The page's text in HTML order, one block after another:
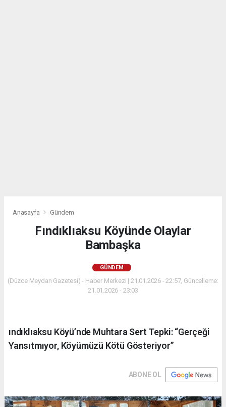
Anasayfa Gündem
Fındıklıaksu Köyünde Olaylar
Bambaşka
GÜNDEM
(Düzce Meydan Gazetesi) - Haber Merkezi | 21.01.2026 - 22:57, Güncelleme:
21.01.2026 - 23:03
ındıklıaksu Köyü’nde Muhtara Sert Tepki: “Gerçeği
Yansıtmıyor, Köyümüzü Kötü Gösteriyor”
ABONE OL